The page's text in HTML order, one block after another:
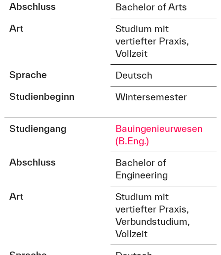
Abschluss
Bachelor of Arts
Art
Studium mit
vertiefter Praxis,
Vollzeit
Sprache
Deutsch
Studienbeginn
Wintersemester
Studiengang
Bauingenieurwesen
(B.Eng.)
Abschluss
Bachelor of
Engineering
Art
Studium mit
vertiefter Praxis,
Verbundstudium,
Vollzeit